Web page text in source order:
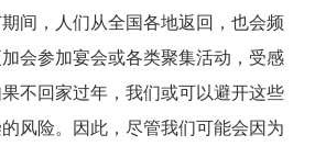
间，人们从全国各地返回，也会频
会参加宴会或各类聚集活动，受感
不回家过年，我们或可以避开这些
风险。因此，尽管我们可能会因为